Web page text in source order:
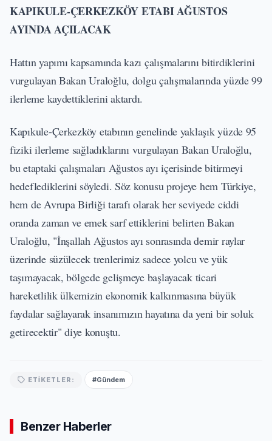
KAPIKULE-ÇERKEZKÖY ETABI AĞUSTOS
AYINDA AÇILACAK
Hattın yapımı kapsamında kazı çalışmalarını bitirdiklerini
vurgulayan Bakan Uraloğlu, dolgu çalışmalarında yüzde 99
ilerleme kaydettiklerini aktardı.
Kapıkule-Çerkezköy etabının genelinde yaklaşık yüzde 95
fiziki ilerleme sağladıklarını vurgulayan Bakan Uraloğlu,
bu etaptaki çalışmaları Ağustos ayı içerisinde bitirmeyi
hedeflediklerini söyledi. Söz konusu projeye hem Türkiye,
hem de Avrupa Birliği tarafı olarak her seviyede ciddi
oranda zaman ve emek sarf ettiklerini belirten Bakan
Uraloğlu, "İnşallah Ağustos ayı sonrasında demir raylar
üzerinde süzülecek trenlerimiz sadece yolcu ve yük
taşımayacak, bölgede gelişmeye başlayacak ticari
hareketlilik ülkemizin ekonomik kalkınmasına büyük
faydalar sağlayarak insanımızın hayatına da yeni bir soluk
getirecektir" diye konuştu.
ETIKETLER: #Gündem
Benzer Haberler